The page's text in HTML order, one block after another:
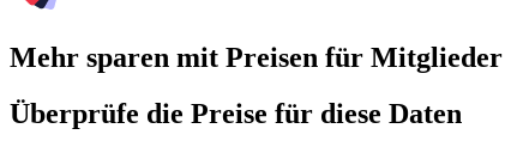
Mehr sparen mit Preisen für Mitglieder
Überprüfe die Preise für diese Daten